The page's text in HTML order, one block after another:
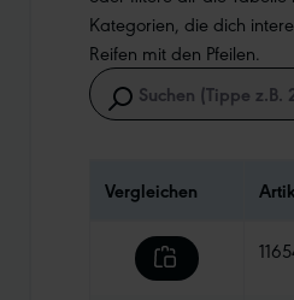
Kategorien, die dich
Reifen mit den Pfeilen.
Vergleichen